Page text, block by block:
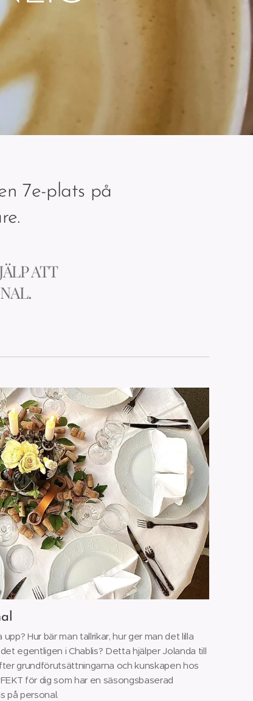
7e-plats på
ATT
Hur bär man tallrikar, hur ger man det lilla
egentligen i Chablis? Detta hjälper Jolanda till
grundförutsättningarna och kunskapen hos
för dig som har en säsongsbaserad
på personal.